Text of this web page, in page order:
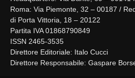
Roma: Via Piemonte, 32 – 00187 /
di Porta Vittoria, 18 – 20122
Partita IVA 01868790849
ISSN 2465-3535
Direttore Editoriale: Italo Cucci
Direttore Responsabile: Gaspare